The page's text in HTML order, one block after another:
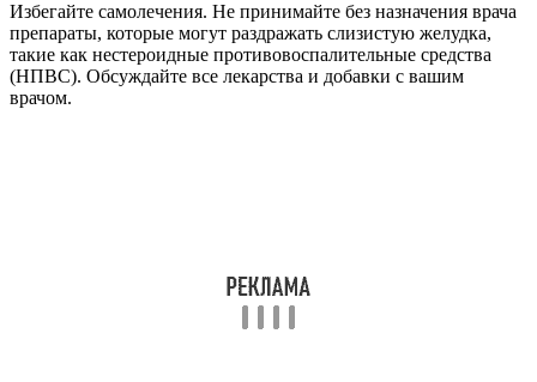
Избегайте самолечения. Не принимайте без назначения врача
препараты, которые могут раздражать слизистую желудка,
такие как нестероидные противовоспалительные средства
(НПВС). Обсуждайте все лекарства и добавки с вашим
врачом.